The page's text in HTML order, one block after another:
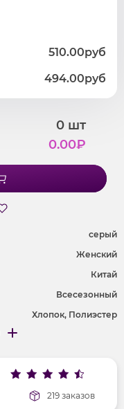
510.00руб
494.00руб
0 шт
0.00₽
серый
Женский
Китай
Всесезонный
Хлопок, Полиэстер
трикотажный
короткие
219 заказов